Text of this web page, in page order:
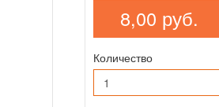
8,00 руб.
Количество